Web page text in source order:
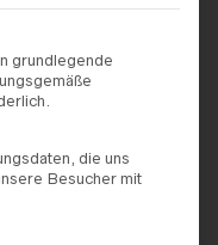
,
SALE
für die eine
grundlegende
die uns
Besucher mit